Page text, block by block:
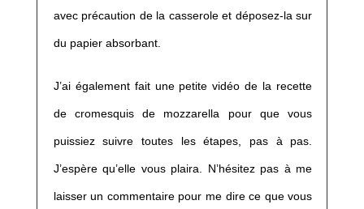
avec précaution de la casserole et déposez-la sur
du papier absorbant.
J’ai également fait une petite vidéo de la recette
de cromesquis de mozzarella pour que vous
puissiez suivre toutes les étapes, pas à pas.
J’espère qu’elle vous plaira. N’hésitez pas à me
laisser un commentaire pour me dire ce que vous